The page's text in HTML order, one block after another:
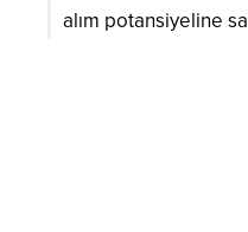
alım potansiyeline